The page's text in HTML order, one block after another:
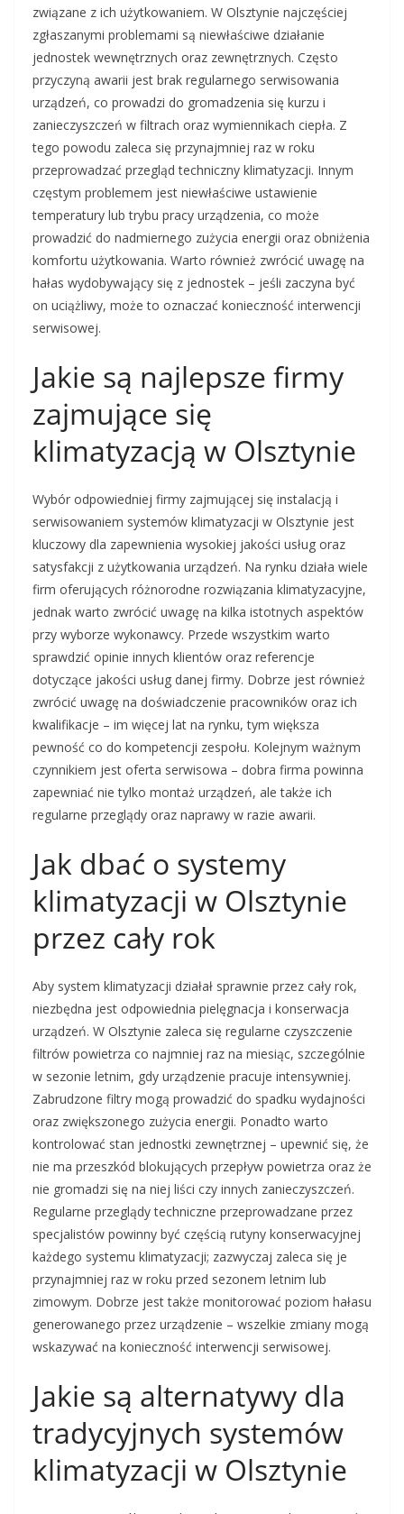
związane z ich użytkowaniem. W Olsztynie najczęściej
zgłaszanymi problemami są niewłaściwe działanie
jednostek wewnętrznych oraz zewnętrznych. Często
przyczyną awarii jest brak regularnego serwisowania
urządzeń, co prowadzi do gromadzenia się kurzu i
zanieczyszczeń w filtrach oraz wymiennikach ciepła. Z
tego powodu zaleca się przynajmniej raz w roku
przeprowadzać przegląd techniczny klimatyzacji. Innym
częstym problemem jest niewłaściwe ustawienie
temperatury lub trybu pracy urządzenia, co może
prowadzić do nadmiernego zużycia energii oraz obniżenia
komfortu użytkowania. Warto również zwrócić uwagę na
hałas wydobywający się z jednostek – jeśli zaczyna być
on uciążliwy, może to oznaczać konieczność interwencji
serwisowej.
Jakie są najlepsze firmy
zajmujące się
klimatyzacją w Olsztynie
Wybór odpowiedniej firmy zajmującej się instalacją i
serwisowaniem systemów klimatyzacji w Olsztynie jest
kluczowy dla zapewnienia wysokiej jakości usług oraz
satysfakcji z użytkowania urządzeń. Na rynku działa wiele
firm oferujących różnorodne rozwiązania klimatyzacyjne,
jednak warto zwrócić uwagę na kilka istotnych aspektów
przy wyborze wykonawcy. Przede wszystkim warto
sprawdzić opinie innych klientów oraz referencje
dotyczące jakości usług danej firmy. Dobrze jest również
zwrócić uwagę na doświadczenie pracowników oraz ich
kwalifikacje – im więcej lat na rynku, tym większa
pewność co do kompetencji zespołu. Kolejnym ważnym
czynnikiem jest oferta serwisowa – dobra firma powinna
zapewniać nie tylko montaż urządzeń, ale także ich
regularne przeglądy oraz naprawy w razie awarii.
Jak dbać o systemy
klimatyzacji w Olsztynie
przez cały rok
Aby system klimatyzacji działał sprawnie przez cały rok,
niezbędna jest odpowiednia pielęgnacja i konserwacja
urządzeń. W Olsztynie zaleca się regularne czyszczenie
filtrów powietrza co najmniej raz na miesiąc, szczególnie
w sezonie letnim, gdy urządzenie pracuje intensywniej.
Zabrudzone filtry mogą prowadzić do spadku wydajności
oraz zwiększonego zużycia energii. Ponadto warto
kontrolować stan jednostki zewnętrznej – upewnić się, że
nie ma przeszkód blokujących przepływ powietrza oraz że
nie gromadzi się na niej liści czy innych zanieczyszczeń.
Regularne przeglądy techniczne przeprowadzane przez
specjalistów powinny być częścią rutyny konserwacyjnej
każdego systemu klimatyzacji; zazwyczaj zaleca się je
przynajmniej raz w roku przed sezonem letnim lub
zimowym. Dobrze jest także monitorować poziom hałasu
generowanego przez urządzenie – wszelkie zmiany mogą
wskazywać na konieczność interwencji serwisowej.
Jakie są alternatywy dla
tradycyjnych systemów
klimatyzacji w Olsztynie